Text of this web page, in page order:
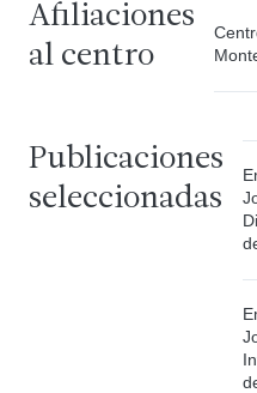
Afiliaciones
al centro
Publicaciones
seleccionadas